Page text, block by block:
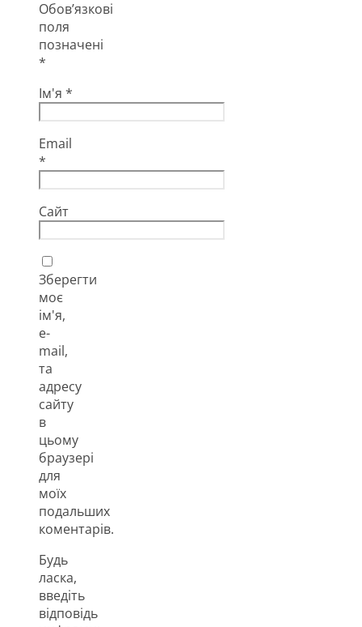
Обов’язкові
поля
позначені
*
Ім'я *
Email
*
Сайт
Зберегти
моє
ім'я,
e-
mail,
та
адресу
сайту
в
цьому
браузері
для
моїх
подальших
коментарів.
Будь
ласка,
введіть
відповідь